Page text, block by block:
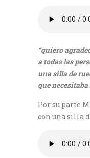
“quiero
a todas las
una silla de
que
Por su parte
con una silla